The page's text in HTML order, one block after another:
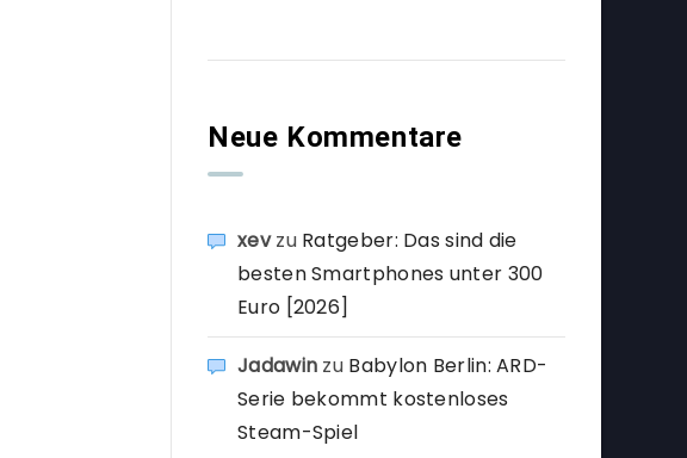
Neue Kommentare
xevzu Ratgeber: Das sind die
besten Smartphones unter 300
Euro [2026]
Jadawin zu Babylon Berlin: ARD-
Serie bekommt kostenloses
Steam-Spiel